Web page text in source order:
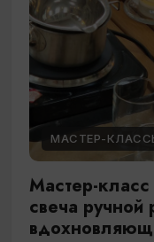
МАСТЕР-
Мастер-
свеча ручной